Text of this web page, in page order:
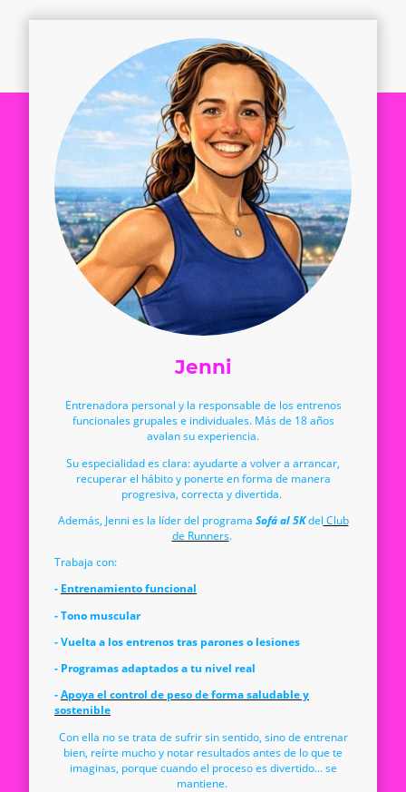
Jenni
Entrenadora personal y la responsable de los entrenos
funcionales grupales e individuales. Más de 18 años
avalan su experiencia.
Su especialidad es clara: ayudarte a volver a arrancar,
recuperar el hábito y ponerte en forma de manera
progresiva, correcta y divertida.
Además, Jenni es la líder del programa Sofá al 5Kdel Club
de Runners.
Trabaja con:
- Entrenamiento funcional
- Tono muscular
- Vuelta a los entrenos tras parones o lesiones
- Programas adaptados a tu nivel real
-Apoya el control de peso de forma saludable y
sostenible
Con ella no se trata de sufrir sin sentido, sino de entrenar
bien, reírte mucho y notar resultados antes de lo que te
imaginas, porque cuando el proceso es divertido... se
mantiene.